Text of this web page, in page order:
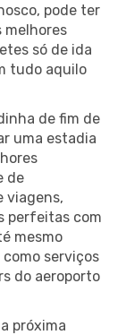
pode ter
melhores
só de ida
tudo aquilo
de fim de
uma estadia
de
viagens,
perfeitas com
mesmo
serviços
do aeroporto
próxima